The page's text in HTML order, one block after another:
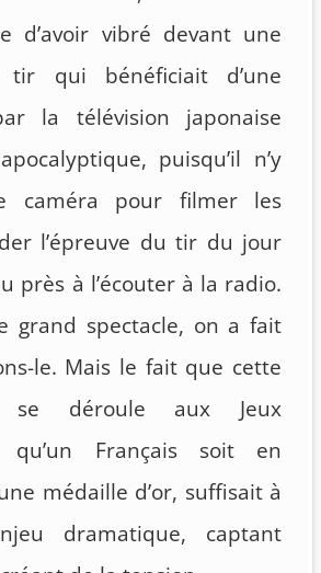
d’avoir vibré devant une
tir qui bénéficiait d’une
la télévision japonaise
puisqu’il n’y
caméra pour filmer les
l’épreuve du tir du jour
près à l’écouter à la radio.
grand spectacle, on a fait
le. Mais le fait que cette
se déroule aux Jeux
qu’un Français soit en
médaille d’or, suffisait à
dramatique, captant